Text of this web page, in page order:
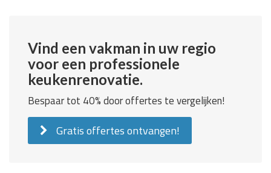
Vind een vakman in uw regio
voor een professionele
keukenrenovatie.
Bespaar tot 40% door offertes te vergelijken!
Gratis offertes ontvangen!